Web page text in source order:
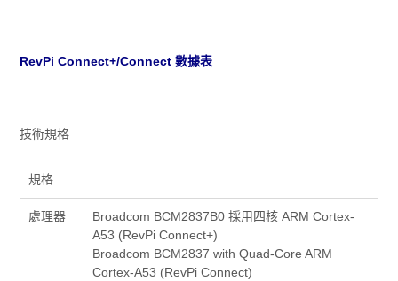
RevPi Connect+/Connect 數據表
技術規格
規格
處理器
Broadcom BCM2837B0 採用四核 ARM Cortex-
A53 (RevPi Connect+)
Broadcom BCM2837 with Quad-Core ARM
Cortex-A53 (RevPi Connect)